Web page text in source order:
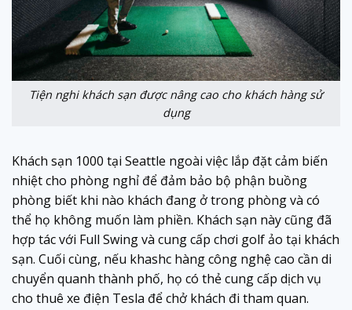
Tiện nghi khách sạn được nâng cao cho khách hàng sử
dụng
Khách sạn 1000 tại Seattle ngoài việc lắp đặt cảm biến
nhiệt cho phòng nghỉ để đảm bảo bộ phận buồng
phòng biết khi nào khách đang ở trong phòng và có
thể họ không muốn làm phiền. Khách sạn này cũng đã
hợp tác với Full Swing và cung cấp chơi golf ảo tại khách
sạn. Cuối cùng, nếu khashc hàng công nghệ cao cần di
chuyển quanh thành phố, họ có thẻ cung cấp dịch vụ
cho thuê xe điện Tesla để chở khách đi tham quan.